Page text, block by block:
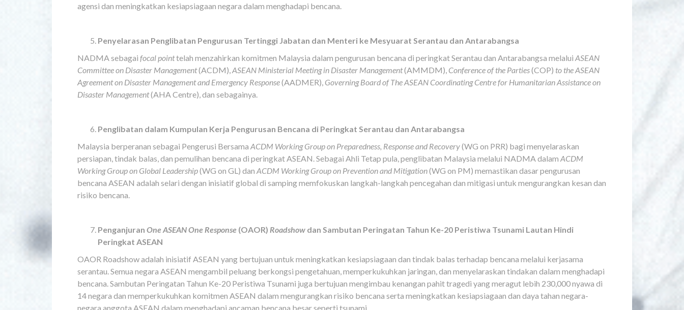
agensi dan meningkatkan kesiapsiagaan negara dalam menghadapi bencana.
Penyelarasan Penglibatan Pengurusan Tertinggi Jabatan dan Menteri ke Mesyuarat Serantau dan Antarabangsa
NADMA sebagai focal pointtelah menzahirkan komitmen Malaysia dalam pengurusan bencana di peringkat Serantau dan Antarabangsa melalui ASEAN
Committee on Disaster Management(ACDM),ASEAN Ministerial Meeting in Disaster Management(AMMDM), Conference of the Parties(COP) to the ASEAN
Agreement on Disaster Management and Emergency Response(AADMER), Governing Board of The ASEAN Coordinating Centre for Humanitarian Assistance on
Disaster Management(AHA Centre), dan sebagainya.
Penglibatan dalam Kumpulan Kerja Pengurusan Bencana di Peringkat Serantau dan Antarabangsa
Malaysia berperanan sebagai Pengerusi Bersama ACDM Working Group on Preparedness, Response and Recovery(WG on PRR) bagi menyelaraskan
persiapan, tindak balas, dan pemulihan bencana di peringkat ASEAN. Sebagai Ahli Tetap pula, penglibatan Malaysia melalui NADMA dalam ACDM
Working Group on Global Leadership(WG on GL) dan ACDM Working Group on Prevention and Mitigation(WG on PM) memastikan dasar pengurusan
bencana ASEAN adalah selari dengan inisiatif global di samping memfokuskan langkah-langkah pencegahan dan mitigasi untuk mengurangkan kesan dan
risiko bencana.
Penganjuran One ASEAN One Response (OAOR) Roadshow dan Sambutan Peringatan Tahun Ke-20 Peristiwa Tsunami Lautan Hindi
Peringkat ASEAN
OAOR Roadshow adalah inisiatif ASEAN yang bertujuan untuk meningkatkan kesiapsiagaan dan tindak balas terhadap bencana melalui kerjasama
serantau. Semua negara ASEAN mengambil peluang berkongsi pengetahuan, memperkukuhkan jaringan, dan menyelaraskan tindakan dalam menghadapi
bencana. Sambutan Peringatan Tahun Ke-20 Peristiwa Tsunami juga bertujuan mengimbau kenangan pahit tragedi yang meragut lebih 230,000 nyawa di
14 negara dan memperkukuhkan komitmen ASEAN dalam mengurangkan risiko bencana serta meningkatkan kesiapsiagaan dan daya tahan negara-
negara anggota ASEAN dalam menghadapi ancaman bencana besar seperti tsunami.